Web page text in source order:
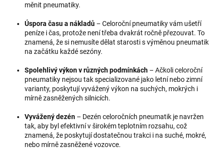
měnit pneumatiky.
Úspora času a nákladů – Celoroční pneumatiky vám ušetří
peníze i čas, protože není třeba dvakrát ročně přezouvat. To
znamená, že si nemusíte dělat starosti s výměnou pneumatik
na začátku každé sezóny.
Spolehlivý výkon v různých podmínkách – Ačkoli celoroční
pneumatiky nejsou tak specializované jako letní nebo zimní
varianty, poskytují vyvážený výkon na suchých, mokrých i
mírně zasněžených silnicích.
Vyvážený dezén – Dezén celoročních pneumatik je navržen
tak, aby byl efektivní v širokém teplotním rozsahu, což
znamená, že poskytují dostatečnou trakci i na suché, mokré,
nebo mírně zasněžené vozovce.